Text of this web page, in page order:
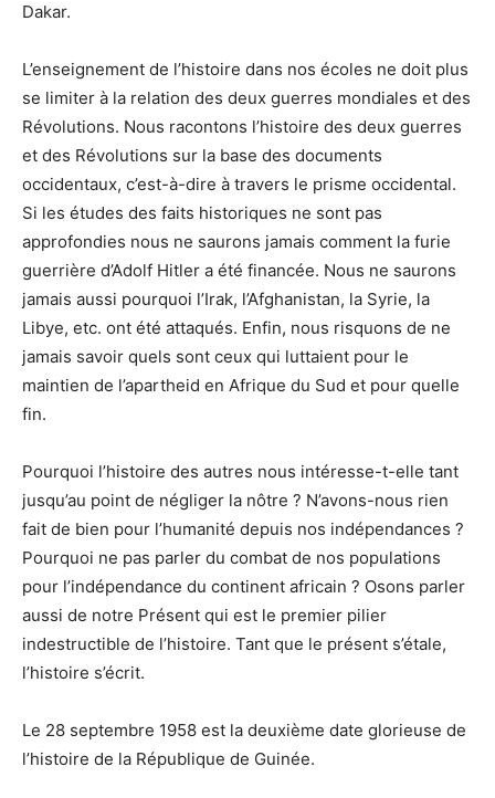
Dakar.
L’enseignement de l’histoire dans nos écoles ne doit plus
se limiter à la relation des deux guerres mondiales et des
Révolutions. Nous racontons l’histoire des deux guerres
et des Révolutions sur la base des documents
occidentaux, c’est-à-dire à travers le prisme occidental.
Si les études des faits historiques ne sont pas
approfondies nous ne saurons jamais comment la furie
guerrière d’Adolf Hitler a été financée. Nous ne saurons
jamais aussi pourquoi l’Irak, l’Afghanistan, la Syrie, la
Libye, etc. ont été attaqués. Enfin, nous risquons de ne
jamais savoir quels sont ceux qui luttaient pour le
maintien de l’apartheid en Afrique du Sud et pour quelle
fin.
Pourquoi l’histoire des autres nous intéresse-t-elle tant
jusqu’au point de négliger la nôtre ? N’avons-nous rien
fait de bien pour l’humanité depuis nos indépendances ?
Pourquoi ne pas parler du combat de nos populations
pour l’indépendance du continent africain ? Osons parler
aussi de notre Présent qui est le premier pilier
indestructible de l’histoire. Tant que le présent s’étale,
l’histoire s’écrit.
Le 28 septembre 1958 est la deuxième date glorieuse de
l’histoire de la République de Guinée.